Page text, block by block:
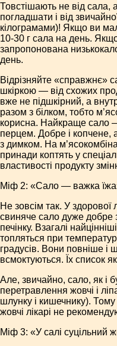
Товстішають не від сала,
погладшати і від
кілограмами)! Якщо ви
10-30 г сала на день.
запропонована
день.
Відрізняйте «справжнє»
шкіркою — від схожих
вже не підшкірний, а
разом з білком, тобто
корисна. Найкраще сало
перцем. Добре і копчене,
з димком. На
принади коптять у
властивості продукту
Міф 2: «Сало — важка
Не зовсім так. У
свиняче сало дуже добре
печінку. Взагалі
топляться при
градусів. Вони повніше
всмоктуються. Їх список
Але, звичайно, сало, як і
перетравлення жовчі і
шлунку і кишечнику).
жовчі лікарі не
Міф 3: «У салі суцільний